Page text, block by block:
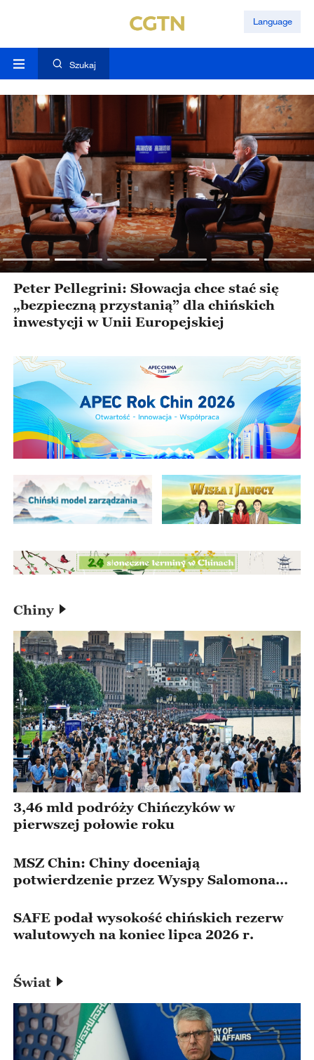
Language
Szukaj
Peter Pellegrini: Słowacja chce stać się
„bezpieczną przystanią” dla chińskich
inwestycji w Unii Europejskiej
Chiny
3,46 mld podróży Chińczyków w
pierwszej połowie roku
MSZ Chin: Chiny doceniają
potwierdzenie przez Wyspy Salomona
SAFE podał wysokość chińskich rezerw
walutowych na koniec lipca 2026 r.
Świat